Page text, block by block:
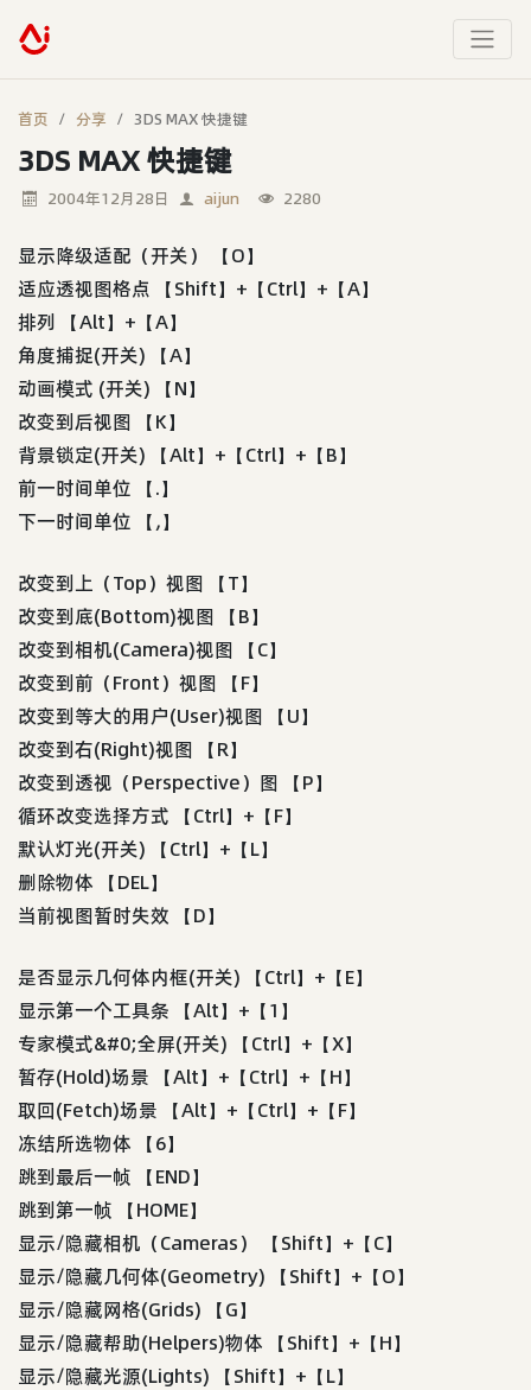
首页 分享 3DS MAX 快捷键
3DS MAX 快捷键
2004年12月28日 aijun 2280
显示降级适配（开关） 【O】
适应透视图格点 【Shift】+【Ctrl】+【A】
排列 【Alt】+【A】
角度捕捉(开关) 【A】
动画模式 (开关) 【N】
改变到后视图 【K】
背景锁定(开关) 【Alt】+【Ctrl】+【B】
前一时间单位 【.】
下一时间单位 【,】
改变到上（Top）视图 【T】
改变到底(Bottom)视图 【B】
改变到相机(Camera)视图 【C】
改变到前（Front）视图 【F】
改变到等大的用户(User)视图 【U】
改变到右(Right)视图 【R】
改变到透视（Perspective）图 【P】
循环改变选择方式 【Ctrl】+【F】
默认灯光(开关) 【Ctrl】+【L】
删除物体 【DEL】
当前视图暂时失效 【D】
是否显示几何体内框(开关) 【Ctrl】+【E】
显示第一个工具条 【Alt】+【1】
专家模式&#0;全屏(开关) 【Ctrl】+【X】
暂存(Hold)场景 【Alt】+【Ctrl】+【H】
取回(Fetch)场景 【Alt】+【Ctrl】+【F】
冻结所选物体 【6】
跳到最后一帧 【END】
跳到第一帧 【HOME】
显示/隐藏相机（Cameras） 【Shift】+【C】
显示/隐藏几何体(Geometry) 【Shift】+【O】
显示/隐藏网格(Grids) 【G】
显示/隐藏帮助(Helpers)物体 【Shift】+【H】
显示/隐藏光源(Lights) 【Shift】+【L】